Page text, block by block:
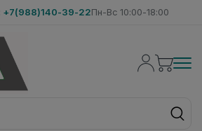
+7(988)140-39-22Пн-Вс 10:00-18:00